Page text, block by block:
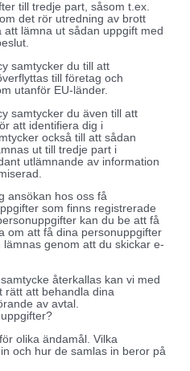
till tredje part, såsom t.ex.
det rör utredning av brott
lämna ut sådan uppgift med
samtycker du till att
till företag och
utanför EU-länder.
samtycker du även till att
att identifiera dig i
också till att sådan
ut till tredje part i
utlämnande av information
ansökan hos oss få
som finns registrerade
kan du be att få
om att få dina personuppgifter
genom att du skickar e-
återkallas kan vi med
rätt att behandla dina
av avtal.
olika ändamål. Vilka
och hur de samlas in beror på